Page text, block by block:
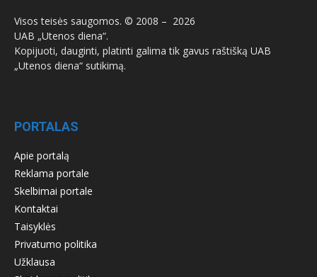
Visos teisės saugomos. © 2008 – 2026
UAB „Utenos diena“.
Kopijuoti, dauginti, platinti galima tik gavus raštišką UAB
„Utenos diena“ sutikimą.
PORTALAS
Apie portalą
Reklama portale
Skelbimai portale
Kontaktai
Taisyklės
Privatumo politika
Užklausa